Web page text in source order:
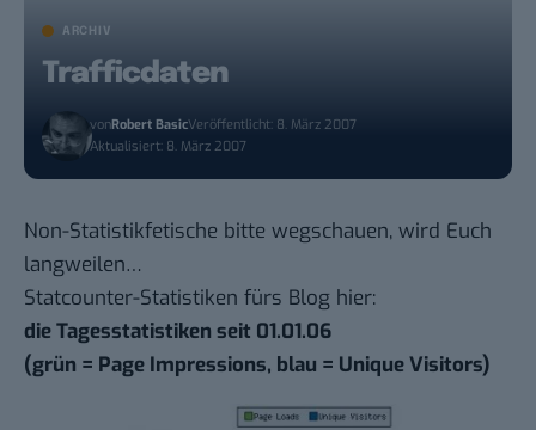
ARCHIV
Trafficdaten
vonRobert BasicVeröffentlicht: 8. März 2007
Aktualisiert: 8. März 2007
Non-Statistikfetische bitte wegschauen, wird Euch
langweilen…
Statcounter-Statistiken fürs Blog hier:
die Tagesstatistiken seit 01.01.06
(grün = Page Impressions, blau = Unique Visitors)